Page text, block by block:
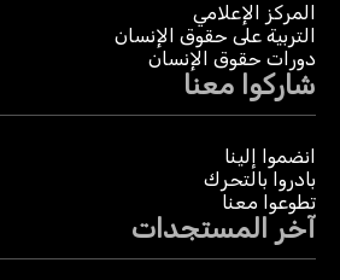
المركز الإعلامي
التربية على حقوق الإنسان
دورات حقوق الإنسان
شاركوا معنا
انضموا إلينا
بادروا بالتحرك
تطوعوا معنا
آخر المستجدات